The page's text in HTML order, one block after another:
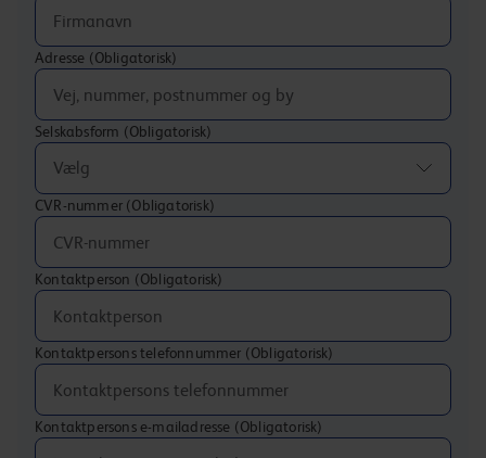
Adresse (Obligatorisk)
Selskabsform (Obligatorisk)
Vælg
CVR-nummer (Obligatorisk)
Kontaktperson (Obligatorisk)
Kontaktpersons telefonnummer (Obligatorisk)
Kontaktpersons e-mailadresse (Obligatorisk)